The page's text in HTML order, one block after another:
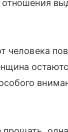
отношения
человека